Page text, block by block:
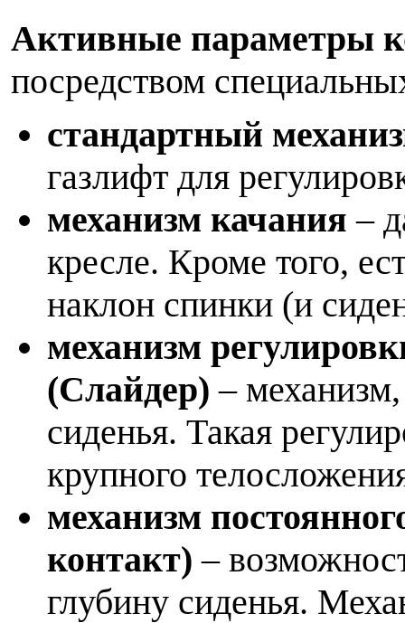
Активные параметры
посредством
стандартный
газлифт для
механизм качания –
кресле. Кроме того,
наклон спинки (и
механизм
(Слайдер) –
сиденья. Такая
крупного
механизм
контакт) –
глубину сиденья.